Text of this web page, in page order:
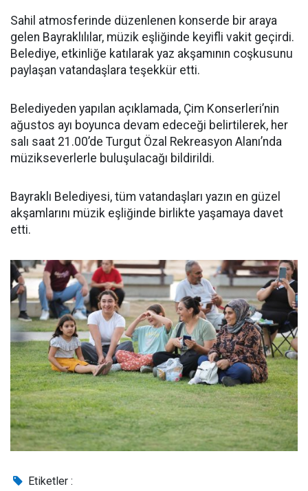
Sahil atmosferinde düzenlenen konserde bir araya
gelen Bayraklılılar, müzik eşliğinde keyifli vakit geçirdi.
Belediye, etkinliğe katılarak yaz akşamının coşkusunu
paylaşan vatandaşlara teşekkür etti.
Belediyeden yapılan açıklamada, Çim Konserleri’nin
ağustos ayı boyunca devam edeceği belirtilerek, her
salı saat 21.00’de Turgut Özal Rekreasyon Alanı’nda
müzikseverlerle buluşulacağı bildirildi.
Bayraklı Belediyesi, tüm vatandaşları yazın en güzel
akşamlarını müzik eşliğinde birlikte yaşamaya davet
etti.
Etiketler :